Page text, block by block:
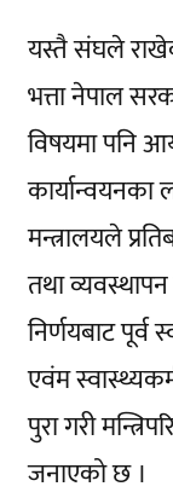
यस्तै संघले
भत्ता नेपाल
विषयमा पनि
कार्यान्वयनका
मन्त्रालयले
तथा व्यवस्थापन
निर्णयबाट
एवंम
पुरा गरी
जनाएको छ ।